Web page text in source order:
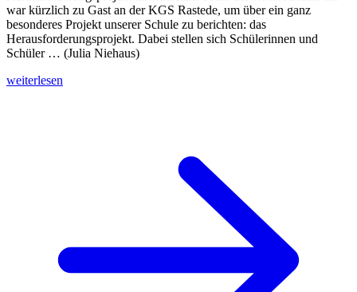
war kürzlich zu Gast an der KGS Rastede, um über ein ganz
besonderes Projekt unserer Schule zu berichten: das
Herausforderungsprojekt. Dabei stellen sich Schülerinnen und
Schüler … (Julia Niehaus)
weiterlesen